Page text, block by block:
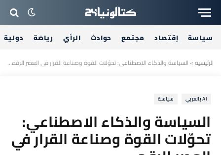
سياسة إقتصاد مجتمع حوادث الرأي رياضة دولية
الرئيسية»السياسة والذكاء الاصطناعي: تحوّلات القوة وصناعة القرار في العصر الرقمي
AI بالعربي سياسة
السياسة والذكاء الاصطناعي:
تحوّلات القوة وصناعة القرار في